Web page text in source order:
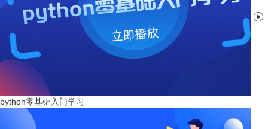

python零基础入门学习